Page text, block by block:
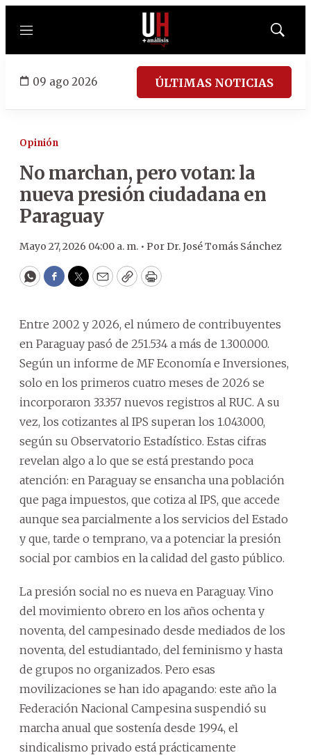
Menú
Mostrar
09 ago 2026 ÚLTIMAS NOTICIAS
Opinión
No marchan, pero votan: la
nueva presión ciudadana en
Paraguay
Mayo 27, 2026 04:00 a. m. • PorDr. José Tomás Sánchez
WhatsApp
Facebook
Twitter
EmailCopyPrint
Entre 2002 y 2026, el número de contribuyentes
en Paraguay pasó de 251.534 a más de 1.300.000.
Según un informe de MF Economía e Inversiones,
solo en los primeros cuatro meses de 2026 se
incorporaron 33.357 nuevos registros al RUC. A su
vez, los cotizantes al IPS superan los 1.043.000,
según su Observatorio Estadístico. Estas cifras
revelan algo a lo que se está prestando poca
atención: en Paraguay se ensancha una población
que paga impuestos, que cotiza al IPS, que accede
aunque sea parcialmente a los servicios del Estado
y que, tarde o temprano, va a potenciar la presión
social por cambios en la calidad del gasto público.
La presión social no es nueva en Paraguay. Vino
del movimiento obrero en los años ochenta y
noventa, del campesinado desde mediados de los
noventa, del estudiantado, del feminismo y hasta
de grupos no organizados. Pero esas
movilizaciones se han ido apagando: este año la
Federación Nacional Campesina suspendió su
marcha anual que sostenía desde 1994, el
sindicalismo privado está prácticamente